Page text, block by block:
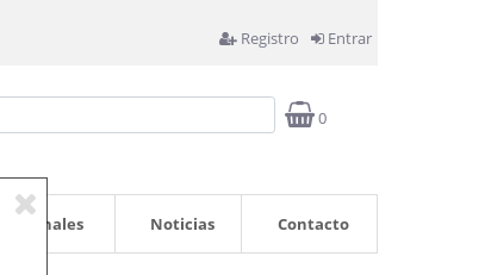
Registro Entrar
0
Noticias Contacto